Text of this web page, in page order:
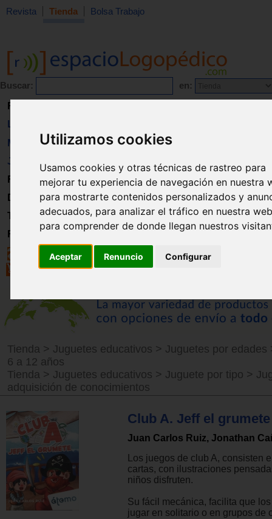
Utilizamos cookies
Usamos cookies y otras técnicas de rastreo para
mejorar tu experiencia de navegación en nuestra
para mostrarte contenidos personalizados y
adecuados, para analizar el tráfico en nuestra
para comprender de donde llegan nuestros
Aceptar Renuncio Configurar
Revista Tienda Bolsa Trabajo
Buscar: en:
Revista
Libros
Material
Juguetes
Formación
Directorio
Trabajo
Registro
Tienda > Juguetes educativos > Juguetes por edades
6 a 12 años
Tienda > Juguetes educativos > Juguete por tipo >
adquisición de conocimientos
Club A. Jeff el grumete
Juan Carlos Ruiz, Jonathan
Los juegos de club A, consisten
cartas, con ilustraciones
niños disfruten.
Su fácil mecánica, facilita que
jugar en solitario o en grupos de